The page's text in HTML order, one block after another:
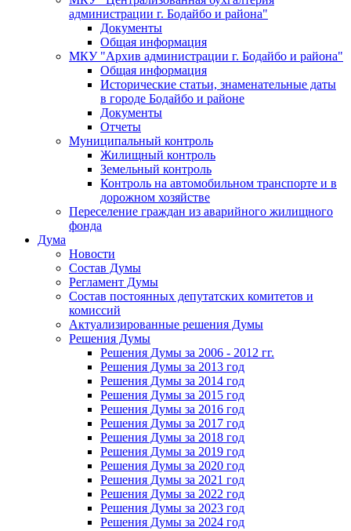
администрации г. Бодайбо и района"
Документы
Общая информация
МКУ "Архив администрации г. Бодайбо и района"
Общая информация
Исторические статьи, знаменательные даты
в городе Бодайбо и районе
Документы
Отчеты
Муниципальный контроль
Жилищный контроль
Земельный контроль
Контроль на автомобильном транспорте и в
дорожном хозяйстве
Переселение граждан из аварийного жилищного
фонда
Дума
Новости
Состав Думы
Регламент Думы
Состав постоянных депутатских комитетов и
комиссий
Актуализированные решения Думы
Решения Думы
Решения Думы за 2006 - 2012 гг.
Решения Думы за 2013 год
Решения Думы за 2014 год
Решения Думы за 2015 год
Решения Думы за 2016 год
Решения Думы за 2017 год
Решения Думы за 2018 год
Решения Думы за 2019 год
Решения Думы за 2020 год
Решения Думы за 2021 год
Решения Думы за 2022 год
Решения Думы за 2023 год
Решения Думы за 2024 год